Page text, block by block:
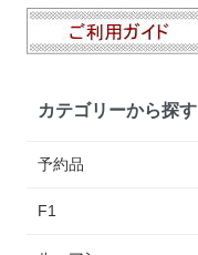
カテゴリーから探す
予約品
F1